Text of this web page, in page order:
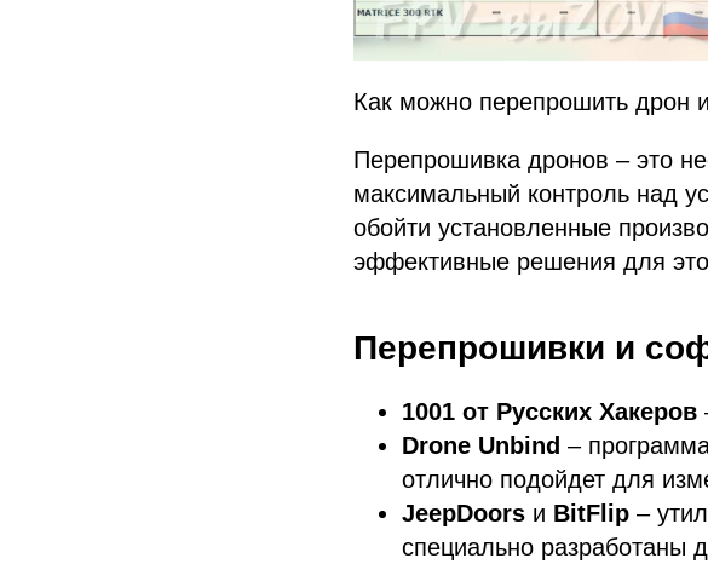
Как можно перепрошить дрон
Перепрошивка дронов – это
максимальный контроль над
обойти установленные
эффективные решения для
Перепрошивки и
1001 от Русских Хакеров
Drone Unbind –
отлично подойдет для
JeepDoors и BitFlip –
специально разработаны